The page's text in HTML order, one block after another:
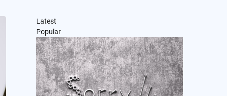
Latest
Popular